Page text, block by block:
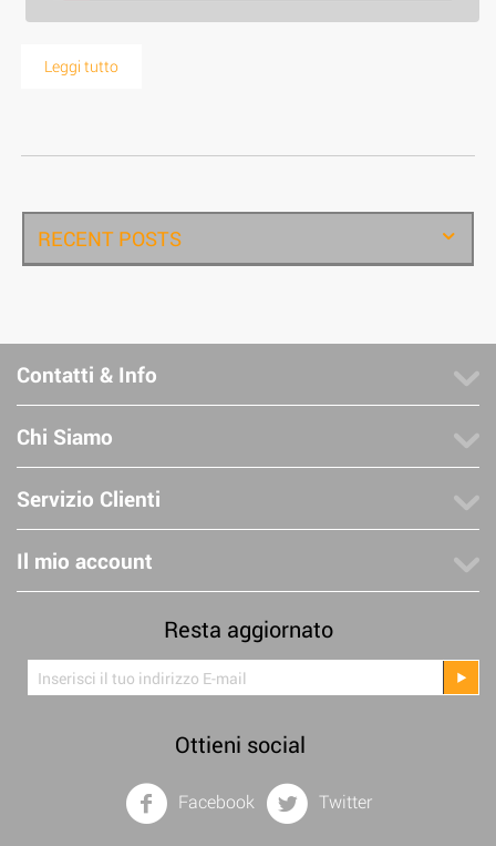
Leggi tutto
RECENT POSTS
Contatti & Info
Chi Siamo
Servizio Clienti
Il mio account
Resta aggiornato
Ottieni social
Facebook Twitter